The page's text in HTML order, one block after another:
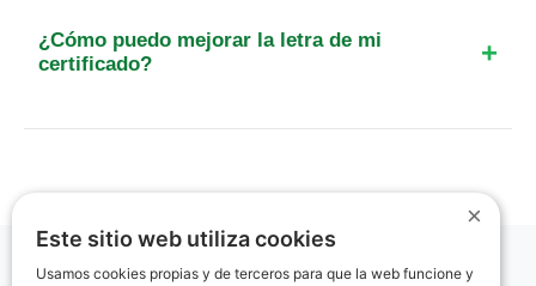
de viviendas, a diferencia de otras regiones como
¿Cómo puedo mejorar la letra de mi
certificado?
instalación de sistemas de climatización de alta
eficiencia como la aerotermia.
×
Este sitio web utiliza cookies
Usamos cookies propias y de terceros para que la web funcione y